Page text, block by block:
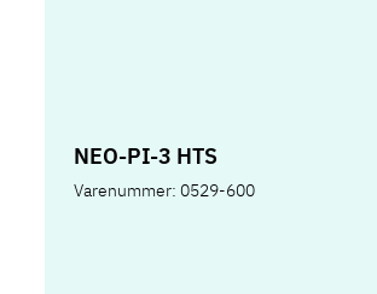
NEO-PI-3 HTS
Varenummer: 0529-600